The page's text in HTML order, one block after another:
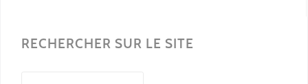
RECHERCHER SUR LE SITE